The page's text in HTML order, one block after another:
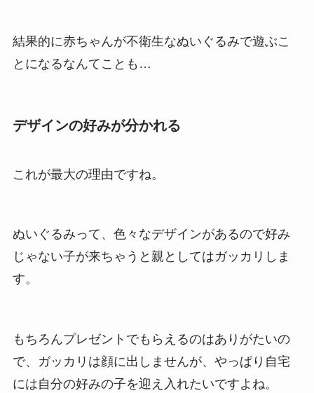
結果的に赤ちゃんが不衛生なぬいぐるみで遊ぶこ
とになるなんてことも…
デザインの好みが分かれる
これが最大の理由ですね。
ぬいぐるみって、色々なデザインがあるので好み
じゃない子が来ちゃうと親としてはガッカリしま
す。
もちろんプレゼントでもらえるのはありがたいの
で、ガッカリは顔に出しませんが、やっぱり自宅
には自分の好みの子を迎え入れたいですよね。